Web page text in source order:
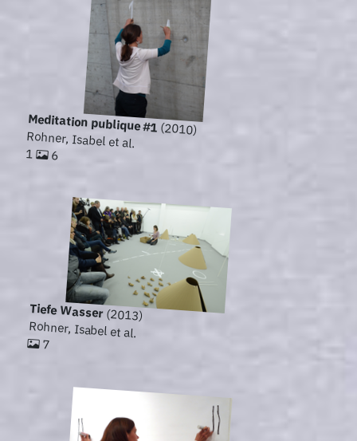
Meditation publique #1(2010)
Rohner, Isabel et al.
1 6
Tiefe Wasser(2013)
Rohner, Isabel et al.
7